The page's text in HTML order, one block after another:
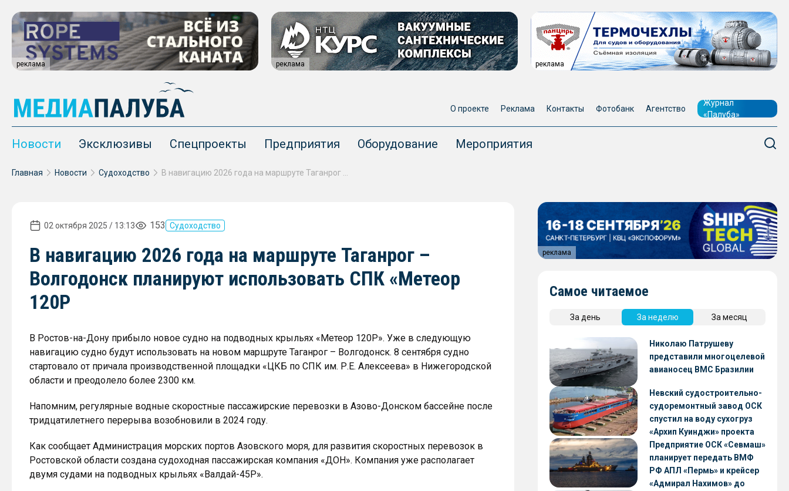
реклама реклама реклама
О проекте Реклама Контакты Фотобанк Агентство
Журнал
«Палуба»
Новости Эксклюзивы Спецпроекты Предприятия Оборудование Мероприятия
Главная Новости Судоходство
02 октября 2025 / 13:13 153 Судоходство
В навигацию 2026 года на маршруте Таганрог –
Волгодонск планируют использовать СПК «Метеор
120Р
В Ростов-на-Дону прибыло новое судно на подводных крыльях «Метеор 120Р». Уже в следующую
навигацию судно будут использовать на новом маршруте Таганрог – Волгодонск. 8 сентября судно
стартовало от причала производственной площадки «ЦКБ по СПК им. Р.Е. Алексеева» в Нижегородской
области и преодолело более 2300 км.
Напомним, регулярные водные скоростные пассажирские перевозки в Азово-Донском бассейне после
тридцатилетнего перерыва возобновили в 2024 году.
Как сообщает Администрация морских портов Азовского моря, для развития скоростных перевозок в
Ростовской области создана судоходная пассажирская компания «ДОН». Компания уже располагает
двумя судами на подводных крыльях «Валдай-45Р».
реклама
Самое читаемое
За день За неделю За месяц
Николаю Патрушеву
представили многоцелевой
авианосец ВМС Бразилии
Невский судостроительно-
судоремонтный завод ОСК
спустил на воду сухогруз
«Архип Куинджи» проекта
RSD59
Предприятие ОСК «Севмаш»
планирует передать ВМФ
РФ АПЛ «Пермь» и крейсер
«Адмирал Нахимов» до